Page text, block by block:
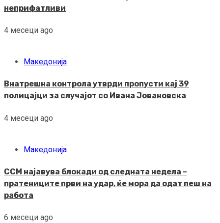
неприфатливи
4 месеци ago
Македонија
Внатрешна контрола утврди пропусти кај 39
полицајци за случајот со Ивана Јовановска
4 месеци ago
Македонија
ССМ најавува блокади од следната недела –
пратениците први на удар, ќе мора да одат пеш на
работа
6 месеци ago